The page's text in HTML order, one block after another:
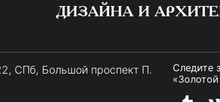
ДИЗАЙНА И
СПб, Большой проспект П.
Следите